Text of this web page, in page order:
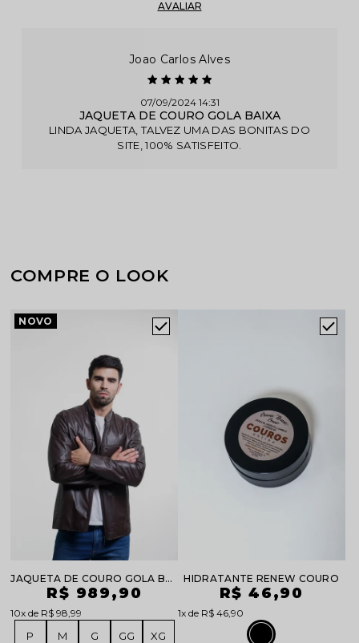
Joao Carlos Alves
07/09/2024 14:31
JAQUETA DE COURO GOLA BAIXA
LINDA JAQUETA, TALVEZ UMA DAS BONITAS DO
SITE, 100% SATISFEITO.
COMPRE O LOOK
NOVO
JAQUETA DE COURO GOLA BAIXA
R$ 989,90
10x R$ 98,99
P M G GG XG
HIDRATANTE RENEW COURO
R$ 46,90
1x R$ 46,90